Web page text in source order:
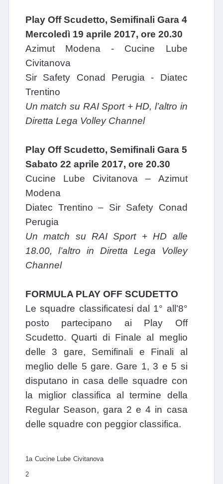
Play Off Scudetto, Semifinali Gara 4
Mercoledì 19 aprile 2017, ore 20.30
Azimut Modena - Cucine Lube
Civitanova
Sir Safety Conad Perugia - Diatec
Trentino
Un match su RAI Sport + HD, l’altro in
Diretta Lega Volley Channel
Play Off Scudetto, Semifinali Gara 5
Sabato 22 aprile 2017, ore 20.30
Cucine Lube Civitanova – Azimut
Modena
Diatec Trentino – Sir Safety Conad
Perugia
Un match su RAI Sport + HD alle
18.00, l’altro in Diretta Lega Volley
Channel
FORMULA PLAY OFF SCUDETTO
Le squadre classificatesi dal 1° all’8°
posto partecipano ai Play Off
Scudetto. Quarti di Finale al meglio
delle 3 gare, Semifinali e Finali al
meglio delle 5 gare. Gare 1, 3 e 5 si
disputano in casa delle squadre con
la miglior classifica al termine della
Regular Season, gara 2 e 4 in casa
delle squadre con peggior classifica.
1a Cucine Lube Civitanova
2